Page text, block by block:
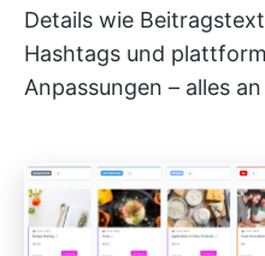
Details wie
Hashtags und
Anpassungen – alles